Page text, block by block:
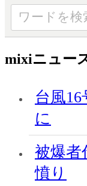
mixiニュー
台風
に
被爆者
憤り